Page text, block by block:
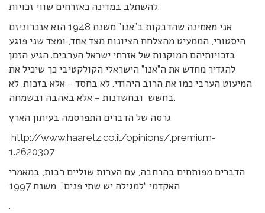
להשתלב במדינה כאזרחים שווי זכויות.
אני מאמינה שהדבקות ב”אנו” משנת 1948 הוא אנכרוניזם
היסטורי, הממעיט מהצלחת הציונות מצד אחד, ומצד שני פוגע
בזכויותיהם המוקנות של אזרחי ישראל הערבים. הגיע הזמן
להגדיר מחדש את ה”אנו” הישראלי הקולקטיבי כך שיכיל את
המיעוט הערבי כמו את הרוב היהודי. לא בחסד – אלא בזכות. לא
בחשש ובחשדנות – אלא באהבה ובשמחה.
גרסה של הדברים התפרסמה בעיתון הארץ
http://www.haaretz.co.il/opinions/.premium-
1.2620307
הדברים מפותחים בהרחבה, עם הערות שוליים רבות, במאמרי
האקדמי “למגילה יש שתי פנים”, משנת 1997
.